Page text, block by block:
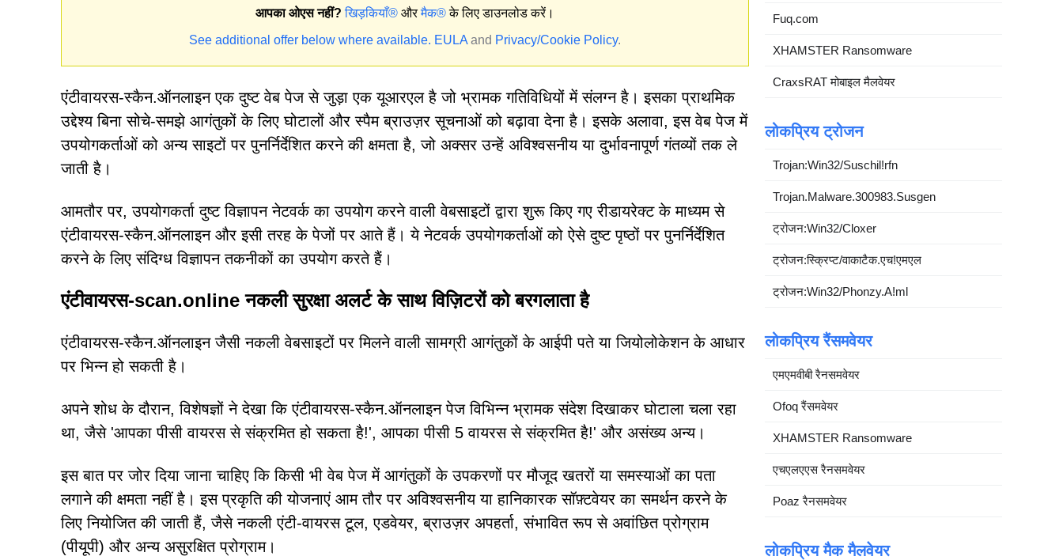
आपका ओएस नहीं? खिड़कियाँ® औरमैक®के लिए डाउनलोड करें।
See additional offer below where available. EULA and Privacy/Cookie Policy.
एंटीवायरस-स्कैन.ऑनलाइन एक दुष्ट वेब पेज से जुड़ा एक यूआरएल है जो भ्रामक गतिविधियों में संलग्न है। इसका प्राथमिक
उद्देश्य बिना सोचे-समझे आगंतुकों के लिए घोटालों और स्पैम ब्राउज़र सूचनाओं को बढ़ावा देना है। इसके अलावा, इस वेब पेज में
उपयोगकर्ताओं को अन्य साइटों पर पुनर्निर्देशित करने की क्षमता है, जो अक्सर उन्हें अविश्वसनीय या दुर्भावनापूर्ण गंतव्यों तक ले
जाती है।
आमतौर पर, उपयोगकर्ता दुष्ट विज्ञापन नेटवर्क का उपयोग करने वाली वेबसाइटों द्वारा शुरू किए गए रीडायरेक्ट के माध्यम से
एंटीवायरस-स्कैन.ऑनलाइन और इसी तरह के पेजों पर आते हैं। ये नेटवर्क उपयोगकर्ताओं को ऐसे दुष्ट पृष्ठों पर पुनर्निर्देशित
करने के लिए संदिग्ध विज्ञापन तकनीकों का उपयोग करते हैं।
एंटीवायरस-scan.online नकली सुरक्षा अलर्ट के साथ विज़िटरों को बरगलाता है
एंटीवायरस-स्कैन.ऑनलाइन जैसी नकली वेबसाइटों पर मिलने वाली सामग्री आगंतुकों के आईपी पते या जियोलोकेशन के आधार
पर भिन्न हो सकती है।
अपने शोध के दौरान, विशेषज्ञों ने देखा कि एंटीवायरस-स्कैन.ऑनलाइन पेज विभिन्न भ्रामक संदेश दिखाकर घोटाला चला रहा
था, जैसे 'आपका पीसी वायरस से संक्रमित हो सकता है!', आपका पीसी 5 वायरस से संक्रमित है!' और असंख्य अन्य।
इस बात पर जोर दिया जाना चाहिए कि किसी भी वेब पेज में आगंतुकों के उपकरणों पर मौजूद खतरों या समस्याओं का पता
लगाने की क्षमता नहीं है। इस प्रकृति की योजनाएं आम तौर पर अविश्वसनीय या हानिकारक सॉफ़्टवेयर का समर्थन करने के
लिए नियोजित की जाती हैं, जैसे नकली एंटी-वायरस टूल, एडवेयर, ब्राउज़र अपहर्ता, संभावित रूप से अवांछित प्रोग्राम
(पीयूपी) और अन्य असुरक्षित प्रोग्राम।
Fuq.com
XHAMSTER Ransomware
CraxsRAT मोबाइल मैलवेयर
लोकप्रिय ट्रोजन
Trojan:Win32/Suschil!rfn
Trojan.Malware.300983.Susgen
ट्रोजन:Win32/Cloxer
ट्रोजन:स्क्रिप्ट/वाकाटैक.एच!एमएल
ट्रोजन:Win32/Phonzy.A!ml
लोकप्रिय रैंसमवेयर
एमएमवीबी रैनसमवेयर
Ofoq रैंसमवेयर
XHAMSTER Ransomware
एचएलएएस रैनसमवेयर
Poaz रैनसमवेयर
लोकप्रिय मैक मैलवेयर